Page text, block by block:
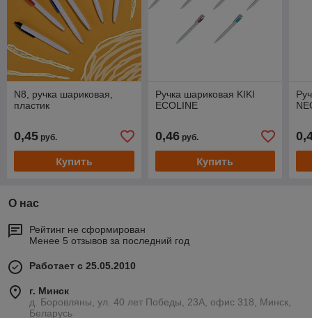
N8, ручка шариковая,
пластик
0,45 руб.
Купить
Ручка шариковая KIKI
ECOLINE
0,46руб.
Купить
О нас
Рейтинг не сформирован
Менее 5 отзывов за последний год
Работает с 25.05.2010
г. Минск
д. Боровляны, ул. 40 лет Победы, 23А, офис 318, Минск,
Беларусь